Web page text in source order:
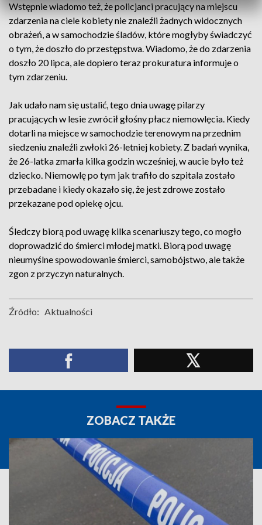
Wstępnie wiadomo też, że policjanci pracujący na miejscu
zdarzenia na ciele kobiety nie znaleźli żadnych widocznych
obrażeń, a w samochodzie śladów, które mogłyby świadczyć
o tym, że doszło do przestępstwa. Wiadomo, że do zdarzenia
doszło 20 lipca, ale dopiero teraz prokuratura informuje o
tym zdarzeniu.
Jak udało nam się ustalić, tego dnia uwagę pilarzy
pracujących w lesie zwrócił głośny płacz niemowlęcia. Kiedy
dotarli na miejsce w samochodzie terenowym na przednim
siedzeniu znaleźli zwłoki 26-letniej kobiety. Z badań wynika,
że 26-latka zmarła kilka godzin wcześniej, w aucie było też
dziecko. Niemowlę po tym jak trafiło do szpitala zostało
przebadane i kiedy okazało się, że jest zdrowe zostało
przekazane pod opiekę ojcu.
Śledczy biorą pod uwagę kilka scenariuszy tego, co mogło
doprowadzić do śmierci młodej matki. Biorą pod uwagę
nieumyślne spowodowanie śmierci, samobójstwo, ale także
zgon z przyczyn naturalnych.
Źródło: Aktualności
ZOBACZ TAKŻE